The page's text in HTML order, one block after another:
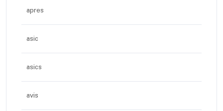
apres
asic
asics
avis